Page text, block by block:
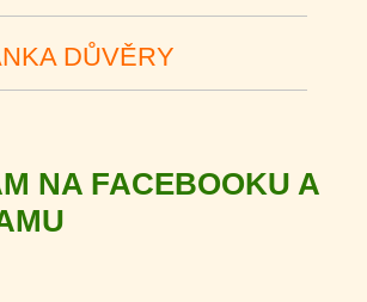
DŮVĚRY
NA FACEBOOKU A